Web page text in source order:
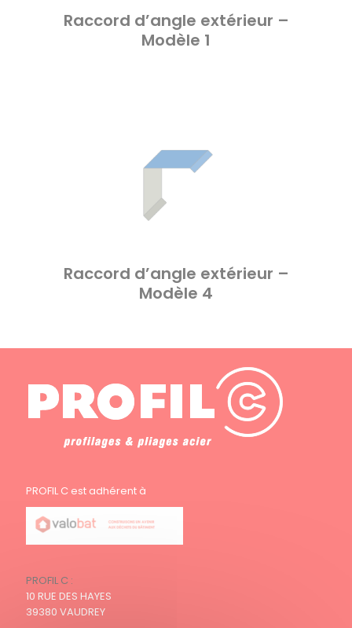
Raccord d’angle extérieur –
Modèle 1
Raccord d’angle extérieur –
Modèle 4
PROFIL C est adhérent à
PROFIL C :
10 RUE DES HAYES
39380 VAUDREY